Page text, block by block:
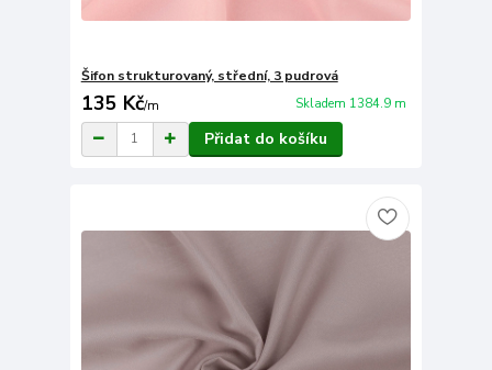
Šifon strukturovaný, střední, 3 pudrová
135 Kč/m Skladem 1384.9 m
Přidat do košíku